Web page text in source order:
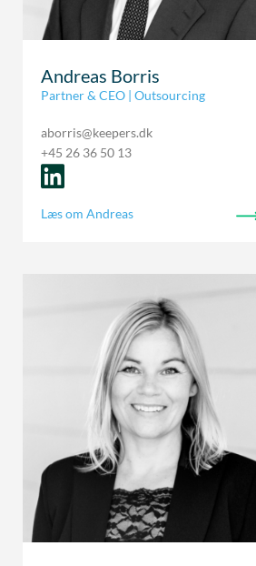
Andreas Borris
Partner & CEO | Outsourcing
aborris@keepers.dk
+45 26 36 50 13
Læs om Andreas